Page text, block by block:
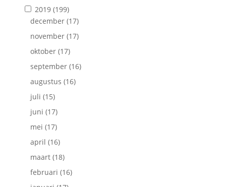
2019(199)
december(17)
november(17)
oktober(17)
september(16)
augustus (16)
juli (15)
juni (17)
mei (17)
april (16)
maart(18)
februari (16)